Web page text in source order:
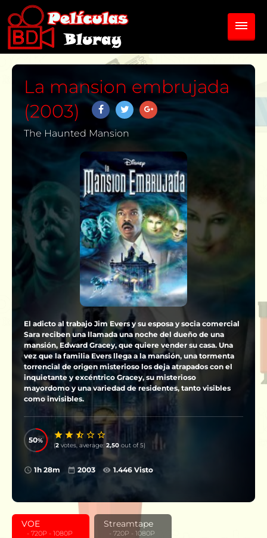
La mansion embrujada
(2003)
The Haunted Mansion
El adicto al trabajo Jim Evers y su esposa y socia comercial
Sara reciben una llamada una noche del dueño de una
mansión, Edward Gracey, que quiere vender su casa. Una
vez que la familia Evers llega a la mansión, una tormenta
torrencial de origen misterioso los deja atrapados con el
inquietante y excéntrico Gracey, su misterioso
mayordomo y una variedad de residentes, tanto visibles
como invisibles.
50
(2 votes, average: 2,50 out of 5)
1h 28m 2003 1.446 Visto
VOE
‎ ‎ ‎ - 720P - 1080P
Streamtape
‎ ‎ ‎ - 720P - 1080P